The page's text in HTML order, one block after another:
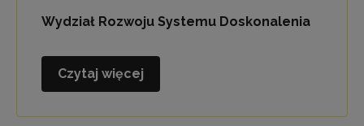
Wydział Rozwoju Systemu Doskonalenia
Wydział
Systemu
Czytaj więcej